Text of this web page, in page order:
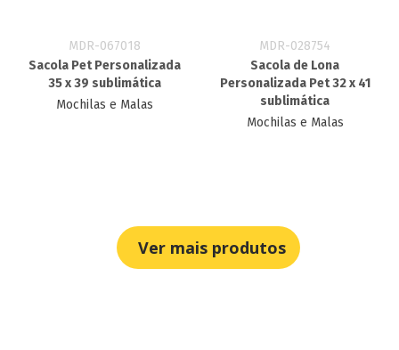
MDR-067018
Sacola Pet Personalizada
35 x 39 sublimática
Mochilas e Malas
MDR-028754
Sacola de Lona
Personalizada Pet 32 x 41
sublimática
Mochilas e Malas
Ver mais produtos